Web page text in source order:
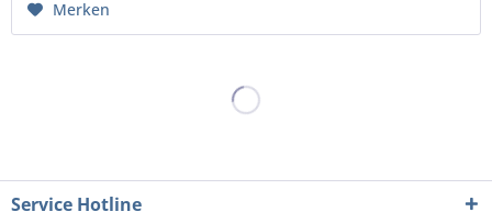
Merken
Service Hotline